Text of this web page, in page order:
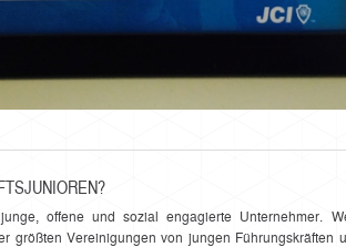
offene und sozial engagierte Unternehmer.
größten Vereinigungen von jungen Führungskräften